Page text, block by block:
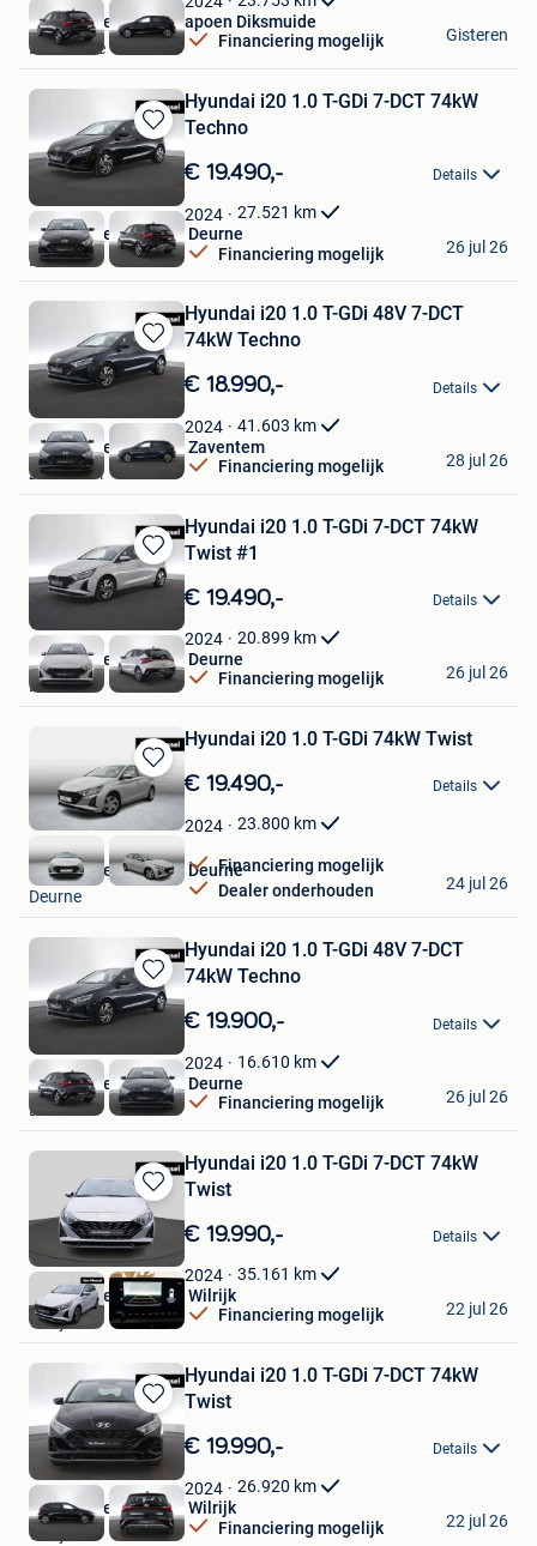
Financiering mogelijk
Van Mossel Devos-Capoen Diksmuide
Diksmuide
Gisteren
Bewaren
in
Favorieten
Hyundai i20 1.0 T-GDi 7-DCT 74kW
Techno
€ 19.490,- Details
2024 27.521 km
Financiering mogelijk
Van Mossel Hyundai Deurne
Deurne
26 jul 26
Bewaren
in
Favorieten
Hyundai i20 1.0 T-GDi 48V 7-DCT
74kW Techno
€ 18.990,- Details
2024 41.603 km
Financiering mogelijk
Van Mossel Hyundai Zaventem
Zaventem
28 jul 26
Bewaren
in
Favorieten
Hyundai i20 1.0 T-GDi 7-DCT 74kW
Twist #1
€ 19.490,- Details
2024 20.899 km
Financiering mogelijk
Van Mossel Hyundai Deurne
Deurne
26 jul 26
Bewaren
in
Favorieten
Hyundai i20 1.0 T-GDi 74kW Twist
€ 19.490,- Details
2024 23.800 km
Financiering mogelijk
Dealer onderhouden
Van Mossel Hyundai Deurne
Deurne
24 jul 26
Bewaren
in
Favorieten
Hyundai i20 1.0 T-GDi 48V 7-DCT
74kW Techno
€ 19.900,- Details
2024 16.610 km
Financiering mogelijk
Van Mossel Hyundai Deurne
Deurne
26 jul 26
Bewaren
in
Mijn
Favorieten
Hyundai i20 1.0 T-GDi 7-DCT 74kW
Twist
€ 19.990,- Details
2024 35.161 km
Financiering mogelijk
Van Mossel Hyundai Wilrijk
Wilrijk
22 jul 26
Bewaren
in
Mijn
Favorieten
Hyundai i20 1.0 T-GDi 7-DCT 74kW
Twist
€ 19.990,- Details
2024 26.920 km
Financiering mogelijk
Van Mossel Hyundai Wilrijk
Wilrijk
22 jul 26